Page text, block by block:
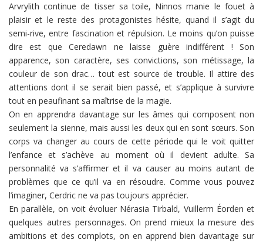
Arvrylith continue de tisser sa toile, Ninnos manie le fouet à
plaisir et le reste des protagonistes hésite, quand il s’agit du
semi-rive, entre fascination et répulsion. Le moins qu’on puisse
dire est que Ceredawn ne laisse guère indifférent ! Son
apparence, son caractère, ses convictions, son métissage, la
couleur de son drac… tout est source de trouble. Il attire des
attentions dont il se serait bien passé, et s’applique à survivre
tout en peaufinant sa maîtrise de la magie.
On en apprendra davantage sur les âmes qui composent non
seulement la sienne, mais aussi les deux qui en sont sœurs. Son
corps va changer au cours de cette période qui le voit quitter
l’enfance et s’achève au moment où il devient adulte. Sa
personnalité va s’affirmer et il va causer au moins autant de
problèmes que ce qu’il va en résoudre. Comme vous pouvez
l’imaginer, Cerdric ne va pas toujours apprécier.
En parallèle, on voit évoluer Nérasia Tirbald, Vuillerm Éorden et
quelques autres personnages. On prend mieux la mesure des
ambitions et des complots, on en apprend bien davantage sur